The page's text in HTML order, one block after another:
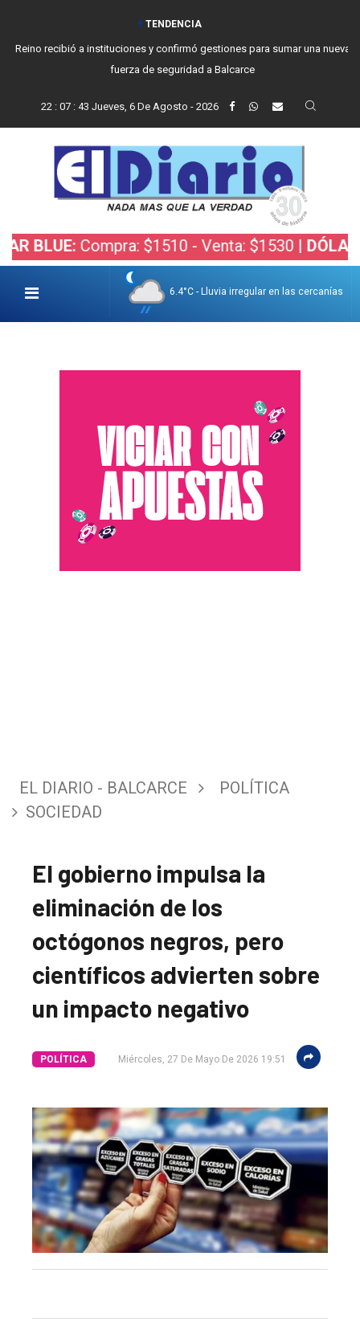
TENDENCIA
Reino recibió a instituciones y confirmó gestiones para sumar una nueva
fuerza de seguridad a Balcarce
22: 07: 44 Jueves, 6 De Agosto - 2026
Compra: $1510 - Venta: $1530 |DÓLAR
6.4°C - Lluvia irregular en las cercanías
El
único
EL DIARIO - BALCARCE
POLÍTICA
SOCIEDAD
El gobierno impulsa la
eliminación de los
octógonos negros, pero
científicos advierten sobre
un impacto negativo
POLÍTICA Miércoles, 27 De Mayo De 2026 19:51